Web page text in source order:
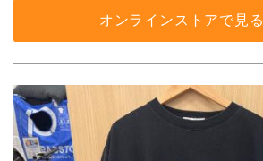
オンラインストアで見る